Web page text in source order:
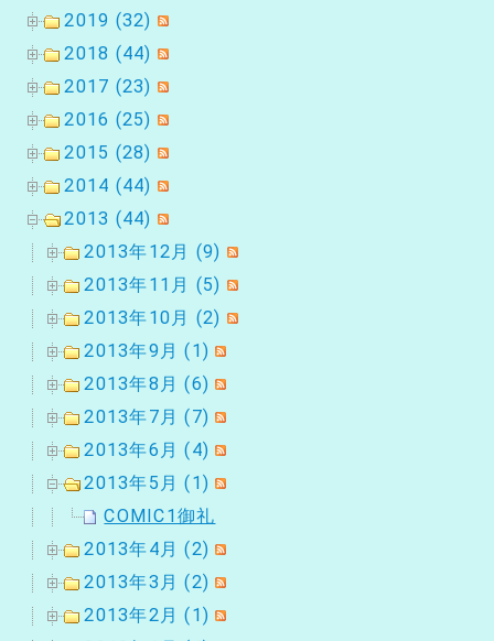
2019 (32)
2018 (44)
2017 (23)
2016 (25)
2015 (28)
2014 (44)
2013 (44)
2013年12月 (9)
2013年11月 (5)
2013年10月 (2)
2013年9月 (1)
2013年8月 (6)
2013年7月 (7)
2013年6月 (4)
2013年5月 (1)
COMIC1御礼
2013年4月 (2)
2013年3月 (2)
2013年2月 (1)